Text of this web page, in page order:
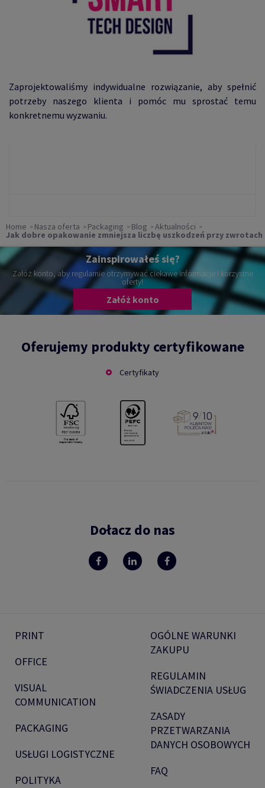
Zaprojektowaliśmy indywidualne rozwiązanie, aby spełnić
potrzeby naszego klienta i pomóc mu sprostać temu
konkretnemu wyzwaniu.
Home Nasza oferta Packaging Blog Aktualności
Jak dobre opakowanie zmniejsza liczbę uszkodzeń przy zwrotach
Zainspirowałeś się?
Załóż konto, aby regularnie otrzymywać ciekawe informacje i korzystne
oferty!
Załóż konto
Oferujemy produkty certyfikowane
Certyfikaty
Dołacz do nas
PRINT
OFFICE
VISUAL
COMMUNICATION
PACKAGING
USŁUGI LOGISTYCZNE
POLITYKA
OGÓLNE WARUNKI
ZAKUPU
REGULAMIN
ŚWIADCZENIA USŁUG
ZASADY
PRZETWARZANIA
DANYCH OSOBOWYCH
FAQ